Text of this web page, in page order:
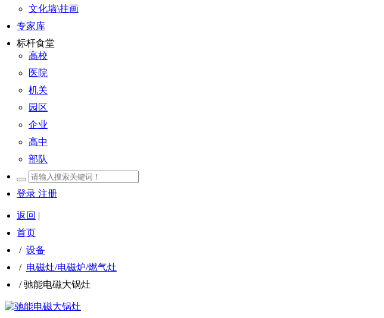
文化墙\挂画
专家库
标杆食堂
高校
医院
机关
园区
企业
高中
部队
登录 注册
返回 |
首页
/ 设备
/ 电磁灶/电磁炉/燃气灶
/驰能电磁大锅灶